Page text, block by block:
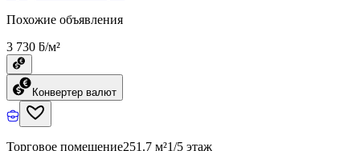
Похожие объявления
3 730 ƃ/м²
Конвертер валют
Торговое помещение251.7 м²1/5 этаж